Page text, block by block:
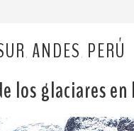
ANDES PERÚ
los glaciares en